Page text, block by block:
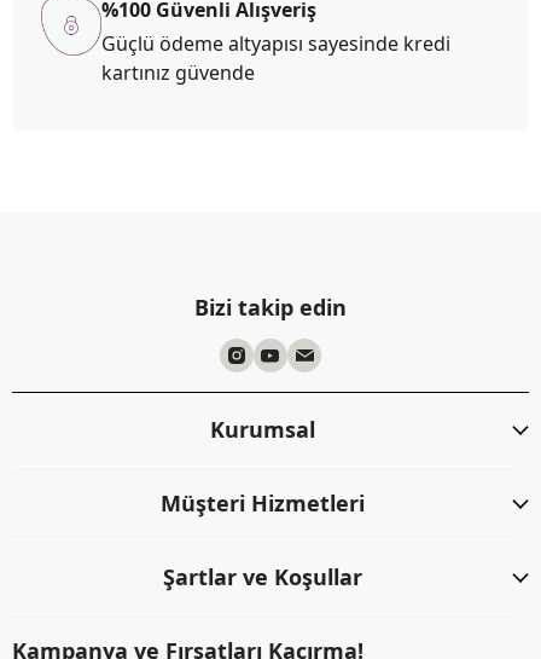
%100 Güvenli Alışveriş
Güçlü ödeme altyapısı sayesinde kredi
kartınız güvende
Bizi takip edin
Kurumsal
Müşteri Hizmetleri
Şartlar ve Koşullar
Kampanya ve Fırsatları Kaçırma!